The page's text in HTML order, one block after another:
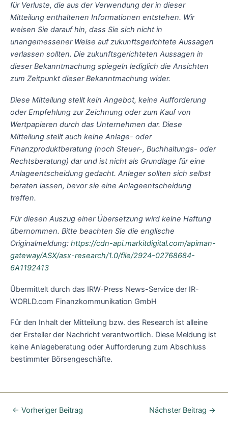
für Verluste, die aus der Verwendung der in dieser
Mitteilung enthaltenen Informationen entstehen. Wir
weisen Sie darauf hin, dass Sie sich nicht in
unangemessener Weise auf zukunftsgerichtete Aussagen
verlassen sollten. Die zukunftsgerichteten Aussagen in
dieser Bekanntmachung spiegeln lediglich die Ansichten
zum Zeitpunkt dieser Bekanntmachung wider.
Diese Mitteilung stellt kein Angebot, keine Aufforderung
oder Empfehlung zur Zeichnung oder zum Kauf von
Wertpapieren durch das Unternehmen dar. Diese
Mitteilung stellt auch keine Anlage- oder
Finanzproduktberatung (noch Steuer-, Buchhaltungs- oder
Rechtsberatung) dar und ist nicht als Grundlage für eine
Anlageentscheidung gedacht. Anleger sollten sich selbst
beraten lassen, bevor sie eine Anlageentscheidung
treffen.
Für diesen Auszug einer Übersetzung wird keine Haftung
übernommen. Bitte beachten Sie die englische
Originalmeldung: https://cdn-api.markitdigital.com/apiman-
gateway/ASX/asx-research/1.0/file/2924-02768684-
6A1192413
Übermittelt durch das IRW-Press News-Service der IR-
WORLD.com Finanzkommunikation GmbH
Für den Inhalt der Mitteilung bzw. des Research ist alleine
der Ersteller der Nachricht verantwortlich. Diese Meldung ist
keine Anlageberatung oder Aufforderung zum Abschluss
bestimmter Börsengeschäfte.
← Vorheriger Beitrag Nächster Beitrag →